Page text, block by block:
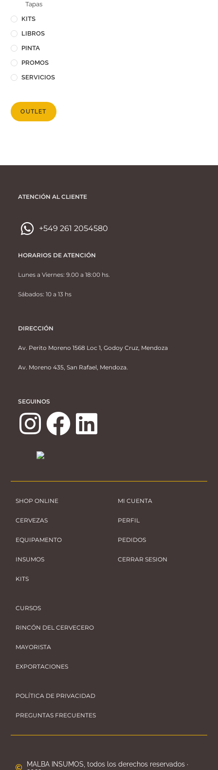
Tapas
KITS
LIBROS
PINTA
PROMOS
SERVICIOS
OUTLET
ATENCIÓN AL CLIENTE
+549 261 2054580
HORARIOS DE ATENCIÓN
Lunes a Viernes: 9.00 a 18:00 hs.
Sábados: 10 a 13 hs
DIRECCIÓN
Av. Perito Moreno 1568 Loc 1, Godoy Cruz, Mendoza
Av. Moreno 435, San Rafael, Mendoza.
SEGUINOS
SHOP ONLINE
CERVEZAS
EQUIPAMENTO
INSUMOS
KITS
MI CUENTA
PERFIL
PEDIDOS
CERRAR SESION
CURSOS
RINCÓN DEL CERVECERO
MAYORISTA
EXPORTACIONES
POLÍTICA DE PRIVACIDAD
PREGUNTAS FRECUENTES
MALBA INSUMOS, todos los derechos reservados ·